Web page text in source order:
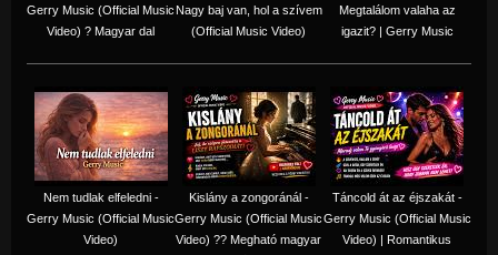
Gerry Music (Official Music
Video) ? Magyar dal
Nagy baj van, hol a szívem
(Official Music Video)
Megtalálom valaha az
igazit? | Gerry Music
Nem tudlak elfeledni -
Gerry Music (Official Music
Video)
Kislány a zongoránál -
Gerry Music (Official Music
Video) ?? Megható magyar
Táncold át az éjszakát -
Gerry Music (Official Music
Video) | Romantikus